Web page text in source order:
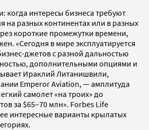
когда интересы бизнеса требуют
на разных континентах или в разных
короткие промежутки времени,
«Сегодня в мире эксплуатируется
джетов с разной дальностью
дополнительными опциями и
Ираклий Литанишвили,
Emperor Aviation, — амплитуда
самолет «на троих» до
за $65–70 млн». Forbes Life
интересные варианты крылатых